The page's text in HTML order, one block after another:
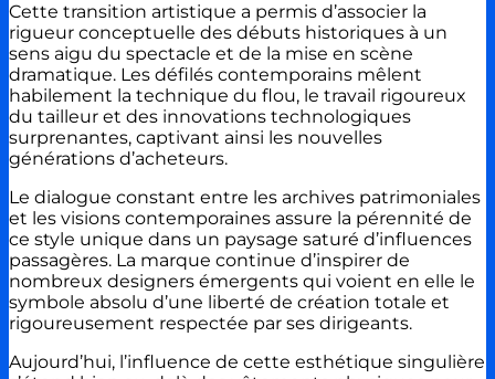
Cette transition artistique a permis d’associer la
rigueur conceptuelle des débuts historiques à un
sens aigu du spectacle et de la mise en scène
dramatique. Les défilés contemporains mêlent
habilement la technique du flou, le travail rigoureux
du tailleur et des innovations technologiques
surprenantes, captivant ainsi les nouvelles
générations d’acheteurs.
Le dialogue constant entre les archives patrimoniales
et les visions contemporaines assure la pérennité de
ce style unique dans un paysage saturé d’influences
passagères. La marque continue d’inspirer de
nombreux designers émergents qui voient en elle le
symbole absolu d’une liberté de création totale et
rigoureusement respectée par ses dirigeants.
Aujourd’hui, l’influence de cette esthétique singulière